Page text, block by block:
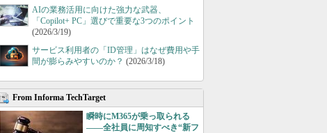
AIの業務活用に向けた強力な武器、
「Copilot+ PC」選びで重要な3つのポイント
(2026/3/19)
サービス利用者の「ID管理」はなぜ費用や手
間が膨らみやすいのか？ (2026/3/18)
From Informa TechTarget
瞬時にM365が乗っ取られる
――全社員に周知すべき“新フ